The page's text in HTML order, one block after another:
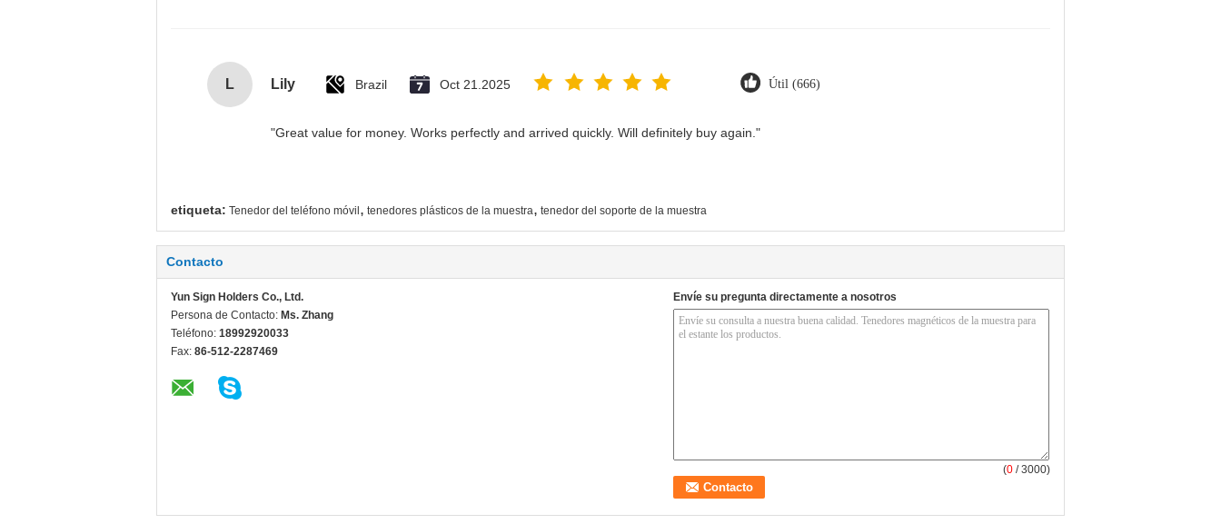
L Lily Brazil Oct 21.2025 Útil (666)
"Great value for money. Works perfectly and arrived quickly. Will definitely buy again."
etiqueta: Tenedor del teléfono móvil , tenedores plásticos de la muestra, tenedor del soporte de la muestra
Contacto
Yun Sign Holders Co., Ltd.
Persona de Contacto: Ms. Zhang
Teléfono: 18992920033
Fax: 86-512-2287469
Envíe su pregunta directamente a nosotros
(0 / 3000)